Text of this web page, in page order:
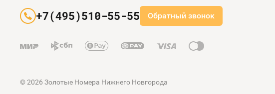
+7(495)510-55-55 Обратный звонок
© 2026 Золотые Номера Нижнего Новгорода